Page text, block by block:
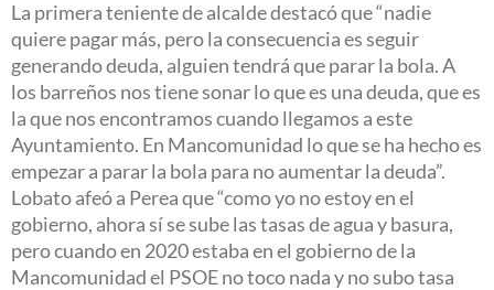
La primera teniente de alcalde destacó que “nadie
quiere pagar más, pero la consecuencia es seguir
generando deuda, alguien tendrá que parar la bola. A
los barreños nos tiene sonar lo que es una deuda, que es
la que nos encontramos cuando llegamos a este
Ayuntamiento. En Mancomunidad lo que se ha hecho es
empezar a parar la bola para no aumentar la deuda”.
Lobato afeó a Perea que “como yo no estoy en el
gobierno, ahora sí se sube las tasas de agua y basura,
pero cuando en 2020 estaba en el gobierno de la
Mancomunidad el PSOE no toco nada y no subo tasa